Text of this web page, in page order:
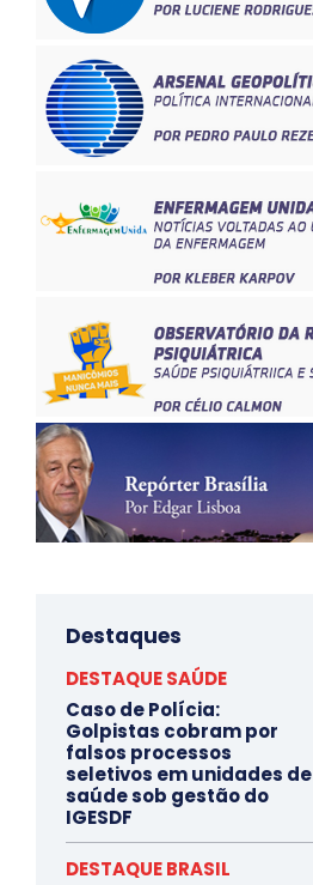
Destaques
DESTAQUE SAÚDE
Caso de Polícia:
Golpistas cobram por
falsos processos
seletivos em unidades de
saúde sob gestão do
IGESDF
DESTAQUE BRASIL